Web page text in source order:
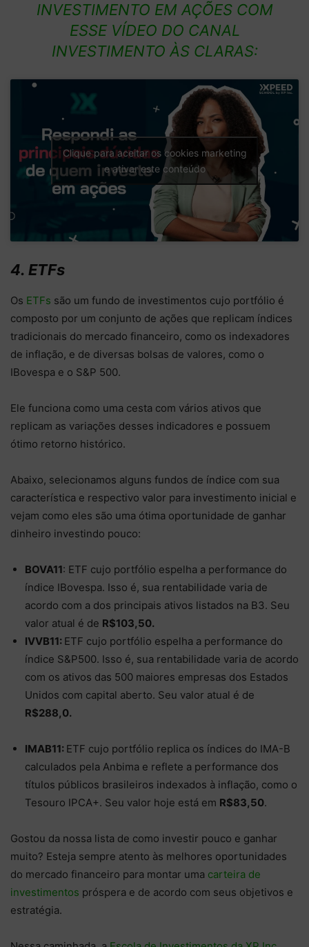
INVESTIMENTO EM AÇÕES COM
ESSE VÍDEO DO CANAL
INVESTIMENTO ÀS CLARAS:
Clique para aceitar os cookies marketing
e ativar este conteúdo
4. ETFs
Os ETFs são um fundo de investimentos cujo portfólio é
composto por um conjunto de ações que replicam índices
tradicionais do mercado financeiro, como os indexadores
de inflação, e de diversas bolsas de valores, como o
IBovespa e o S&P 500.
Ele funciona como uma cesta com vários ativos que
replicam as variações desses indicadores e possuem
ótimo retorno histórico.
Abaixo, selecionamos alguns fundos de índice com sua
característica e respectivo valor para investimento inicial e
vejam como eles são uma ótima oportunidade de ganhar
dinheiro investindo pouco:
BOVA11: ETF cujo portfólio espelha a performance do
índice IBovespa. Isso é, sua rentabilidade varia de
acordo com a dos principais ativos listados na B3. Seu
valor atual é de R$103,50.
IVVB11: ETF cujo portfólio espelha a performance do
índice S&P500. Isso é, sua rentabilidade varia de acordo
com os ativos das 500 maiores empresas dos Estados
Unidos com capital aberto. Seu valor atual é de
R$288,0.
IMAB11: ETF cujo portfólio replica os índices do IMA-B
calculados pela Anbima e reflete a performance dos
títulos públicos brasileiros indexados à inflação, como o
Tesouro IPCA+. Seu valor hoje está em R$83,50.
Gostou da nossa lista de como investir pouco e ganhar
muito? Esteja sempre atento às melhores oportunidades
do mercado financeiro para montar uma carteira de
investimentos próspera e de acordo com seus objetivos e
estratégia.